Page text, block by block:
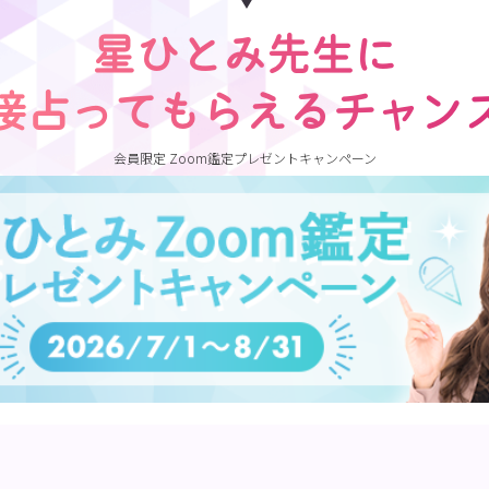
星ひとみ先生に
占ってもらえるチャン
会員限定 Zoom鑑定プレゼントキャンペーン